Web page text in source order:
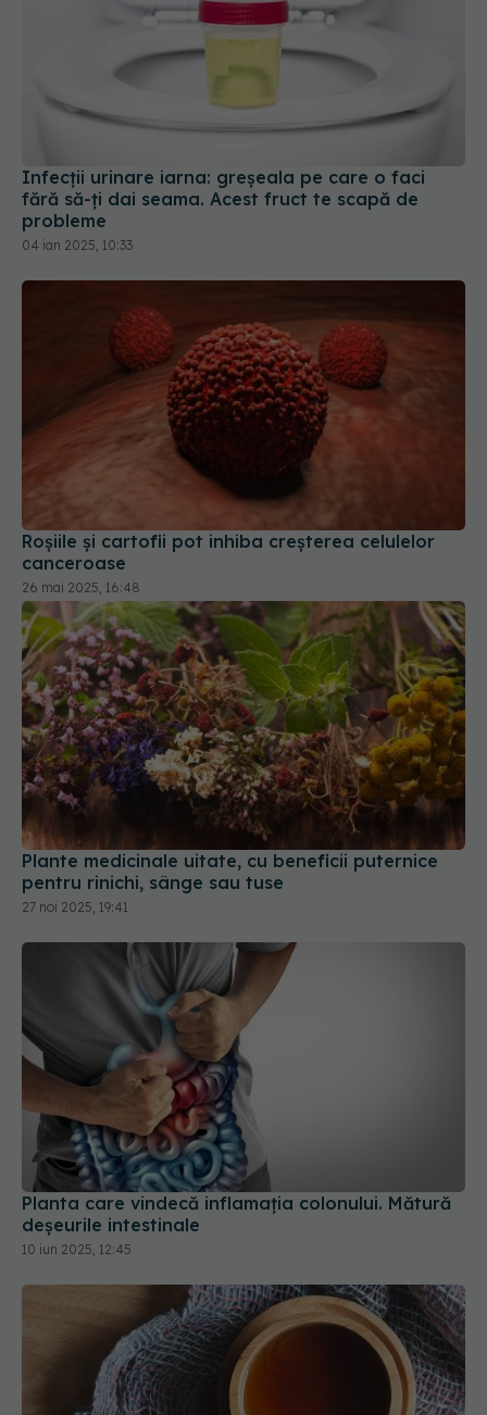
Infecții urinare iarna: greșeala pe care o faci
fără să-ți dai seama. Acest fruct te scapă de
04 ian 2025, 10:33
Roșiile și cartofii pot inhiba creșterea celulelor
26 mai 2025, 16:48
Plante medicinale uitate, cu beneficii puternice
pentru rinichi, sânge sau tuse
27 noi 2025, 19:41
Planta care vindecă inflamația colonului. Mătură
deșeurile intestinale
10 iun 2025, 12:45